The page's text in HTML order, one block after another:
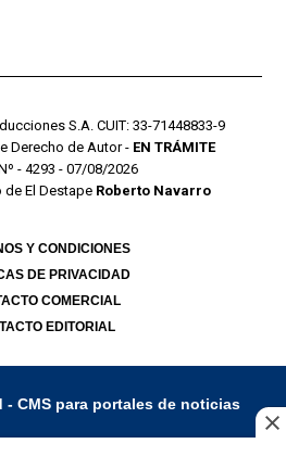
S.A. CUIT: 33-71448833-9
Derecho de Autor - EN TRÁMITE
- 4293 - 07/08/2026
El Destape Roberto Navarro
Y CONDICIONES
DE PRIVACIDAD
COMERCIAL
EDITORIAL
- CMS para portales de noticias